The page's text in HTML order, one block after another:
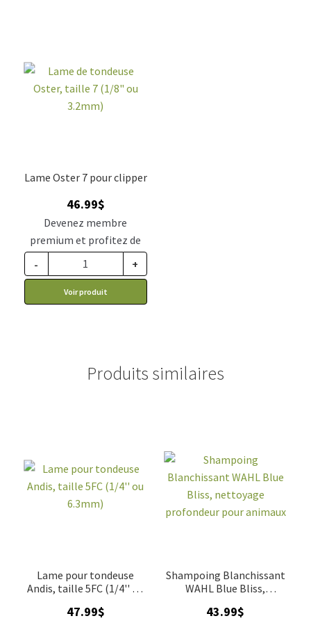
Lame Oster 7 pour clipper
46.99$
Devenez membre
premium et profitez de
ce prix rabais : 38.77$ CA
- +
Voir produit
Produits similaires
Lame pour tondeuse
Andis, taille 5FC (1/4'' ou
47.99$
Shampoing Blanchissant
WAHL Blue Bliss,
pour animaux
43.99$